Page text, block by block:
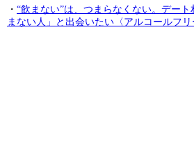
・ “飲まない”は、つまらなくない。デー
まない人」と出会いたい〈アルコールフリ